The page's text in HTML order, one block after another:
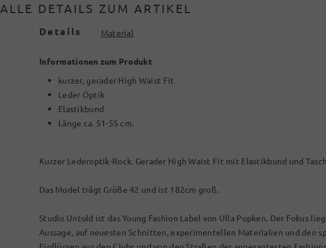
ALLE DETAILS ZUM ARTIKEL
Details Material
Informationen zum Produkt
kurzer, gerader High Waist Fit
Leder Optik
Elastikbund
Länge ca. 51-55 cm.
Kurzer Lederoptik-Rock. Gerader High Waist Fit mit Elastikbund und
Das Model trägt Größe 42 und ist 182cm groß.
Studio Untold ist das Young Fashion Label von Ulla Popken. Der Fokus
Aussage, auf neuesten Schnitten, experimentellen Materialien und den